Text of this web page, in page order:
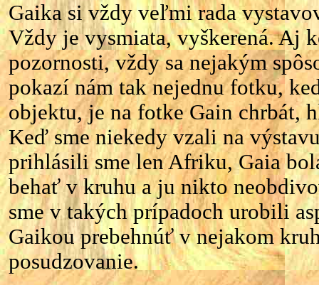
Gaika si vždy veľmi rada
Vždy je vysmiata, vyškerená. Aj
pozornosti, vždy sa nejakým
pokazí nám tak nejednu fotku,
objektu, je na fotke Gain chrbát,
Keď sme niekedy vzali na
prihlásili sme len Afriku, Gaia
behať v kruhu a ju nikto
sme v takých prípadoch urobili
Gaikou prebehnúť v nejakom
posudzovanie.